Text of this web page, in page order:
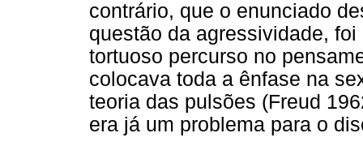
contrário, que o enunciado
questão da agressividade,
tortuoso percurso no
colocava toda a ênfase na
teoria das pulsões (Freud
era já um problema para o